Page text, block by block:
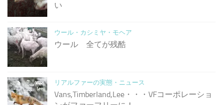
い
ウール・カシミヤ・モヘア
ウール 全てが残酷
リアルファーの実態・ニュース
Vans,Timberland,Lee・・・VFコーポレーショ